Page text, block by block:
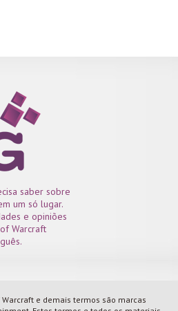
saber sobre
um só lugar.
e opiniões
Warcraft
Warcraft e demais termos são marcas